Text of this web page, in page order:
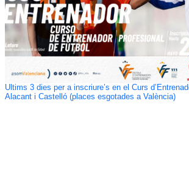
Últims 3 dies per a inscriure’s en el Curs
Alacant i Castelló (places esgotades a València)